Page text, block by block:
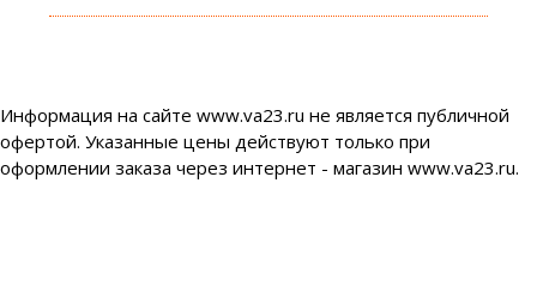
Информация на сайте www.va23.ru не является публичной
офертой. Указанные цены действуют только при
оформлении заказа через интернет - магазин www.va23.ru.